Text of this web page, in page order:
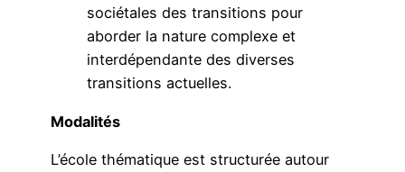
sociétales des transitions pour
aborder la nature complexe et
interdépendante des diverses
transitions actuelles.
Modalités
L’école thématique est structurée autour